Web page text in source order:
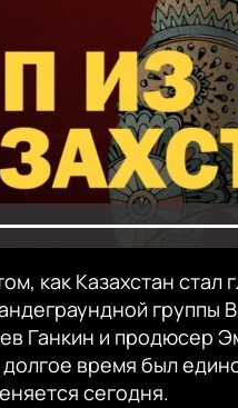
как Казахстан
группы
Ганкин и продюсер
время был
сегодня.